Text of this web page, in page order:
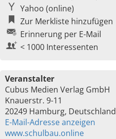
Yahoo (online)
Zur Merkliste hinzufügen
Erinnerung per E-Mail
< 1000 Interessenten
Veranstalter
Cubus Medien Verlag GmbH
Knauerstr. 9-11
20249 Hamburg, Deutschland
E-Mail-Adresse anzeigen
www.schulbau.online